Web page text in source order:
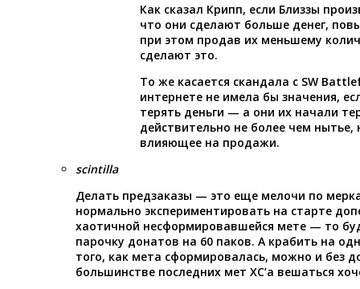
Как сказал Крипп, если Близзы
что они сделают больше денег,
при этом продав их меньшему
сделают это.
То же касается скандала с SW
интернете не имела бы значения,
терять деньги — а они их начали
действительно не более чем нытье,
влияющее на продажи.
scintilla
Делать предзаказы — это еще мелочи по
нормально экспериментировать на старте
хаотичной несформировавшейся мете — то
парочку донатов на 60 паков. А крабить на
того, как мета сформировалась, можно и без
большинстве последних мет ХС’а вешаться